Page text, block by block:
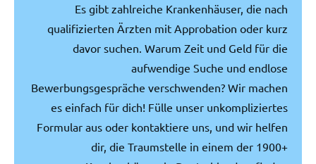
Es gibt zahlreiche Krankenhäuser, die nach
qualifizierten Ärzten mit Approbation oder kurz
davor suchen. Warum Zeit und Geld für die
aufwendige Suche und endlose
Bewerbungsgespräche verschwenden? Wir machen
es einfach für dich! Fülle unser unkompliziertes
Formular aus oder kontaktiere uns, und wir helfen
dir, die Traumstelle in einem der 1900+